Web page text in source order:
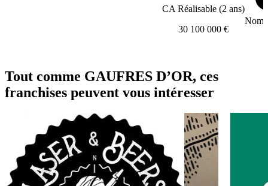
CA Réalisable (2 ans)
30 100 000 €
Tout comme GAUFRES D’OR, ces
franchises peuvent vous intéresser